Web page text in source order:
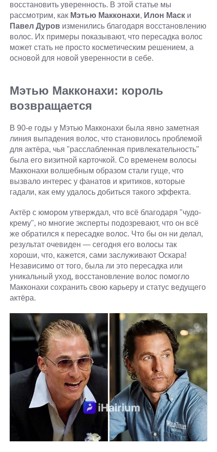
восстановить уверенность. В этой статье мы
рассмотрим, как Мэтью Макконахи, Илон Маск и
Павел Дуров изменились благодаря восстановлению
волос. Их примеры показывают, что пересадка волос
может стать не просто косметическим решением, а
основой для новой уверенности в себе.
Мэтью Макконахи: король
возвращается
В 90-е годы у Мэтью Макконахи была явно заметная
линия выпадения волос, что становилось проблемой
для актёра, чья "расслабленная привлекательность"
была его визитной карточкой. Со временем волосы
Макконахи волшебным образом стали гуще, что
вызвало интерес у фанатов и критиков, которые
гадали, как ему удалось добиться такого эффекта.
Актёр с юмором утверждал, что всё благодаря "чудо-
крему", но многие эксперты подозревают, что он всё
же обратился к пересадке волос. Что бы он ни делал,
результат очевиден — сегодня его волосы так
хороши, что, кажется, сами заслуживают Оскара!
Независимо от того, была ли это пересадка или
уникальный уход, восстановление волос помогло
Макконахи сохранить свою карьеру и статус ведущего
актёра.